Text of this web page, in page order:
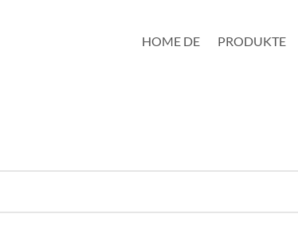
HOME DE PRODUKTE